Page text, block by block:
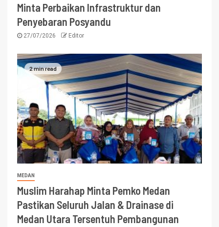
Minta Perbaikan Infrastruktur dan
Penyebaran Posyandu
27/07/2026 Editor
2 min read
MEDAN
Muslim Harahap Minta Pemko Medan
Pastikan Seluruh Jalan & Drainase di
Medan Utara Tersentuh Pembangunan